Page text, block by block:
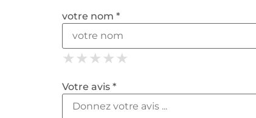
votre nom *
★
★ ★
★ ★ ★
★ ★ ★ ★
★ ★ ★ ★ ★
Votre avis *